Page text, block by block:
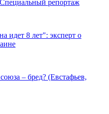
репортаж
идет 8 лет": эксперт о
– бред? (Евстафьев,